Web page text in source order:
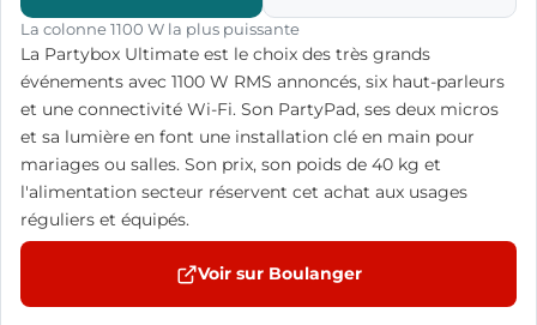
La colonne 1100 W la plus puissante
La Partybox Ultimate est le choix des très grands
événements avec 1100 W RMS annoncés, six haut-parleurs
et une connectivité Wi-Fi. Son PartyPad, ses deux micros
et sa lumière en font une installation clé en main pour
mariages ou salles. Son prix, son poids de 40 kg et
l'alimentation secteur réservent cet achat aux usages
réguliers et équipés.
Voir sur Boulanger